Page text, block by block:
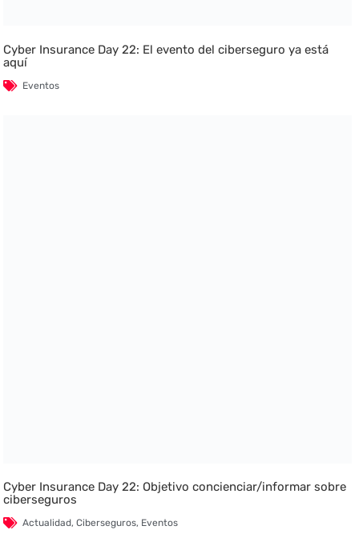
Cyber Insurance Day 22: El evento del ciberseguro ya está
aquí
Eventos
Cyber Insurance Day 22: Objetivo concienciar/informar sobre
ciberseguros
Actualidad,Ciberseguros, Eventos